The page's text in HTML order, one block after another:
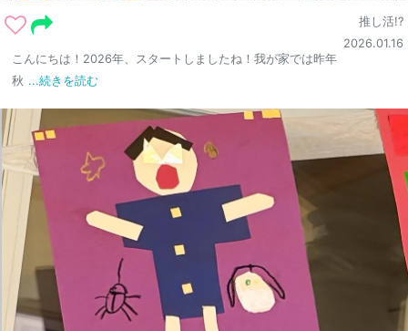
推し活!?
2026.01.16
こんにちは！2026年、スタートしましたね！我が家では昨年
秋 ...続きを読む